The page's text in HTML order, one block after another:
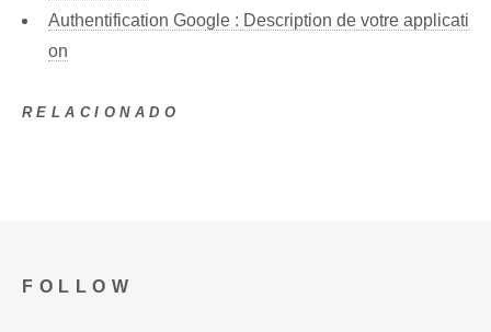
Authentification Google : Description de votre applicati
on
RELACIONADO
FOLLOW